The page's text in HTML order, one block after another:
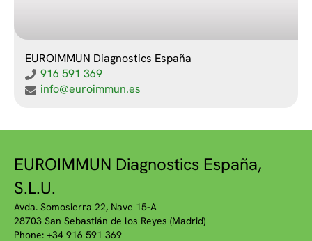
EUROIMMUN Diagnostics España
916 591 369
info@euroimmun.es
EUROIMMUN Diagnostics España,
S.L.U.
Avda. Somosierra 22, Nave 15-A
28703 San Sebastián de los Reyes (Madrid)
Phone: +34 916 591 369